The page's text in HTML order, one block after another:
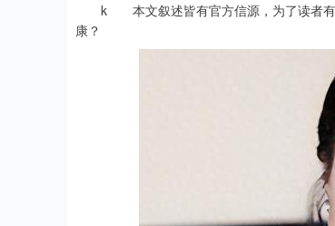
k 本文叙述皆有官方信源，为了读者有
康？